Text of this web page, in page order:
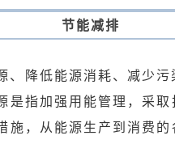
节能减排
、降低能源消耗、减少
是指加强用能管理，采
施，从能源生产到消费